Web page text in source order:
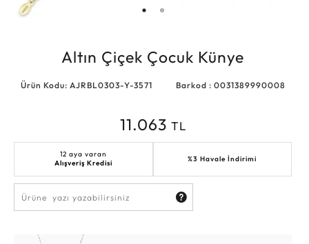
Altın Çiçek Çocuk Künye
Ürün Kodu: AJRBL0303-Y-3571 Barkod : 0031389990008
11.063 TL
12 aya varan
Alışveriş Kredisi
%3 Havale İndirimi